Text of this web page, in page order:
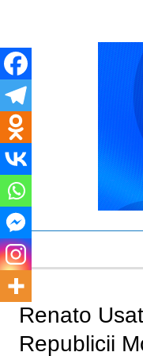
Renato
Republicii